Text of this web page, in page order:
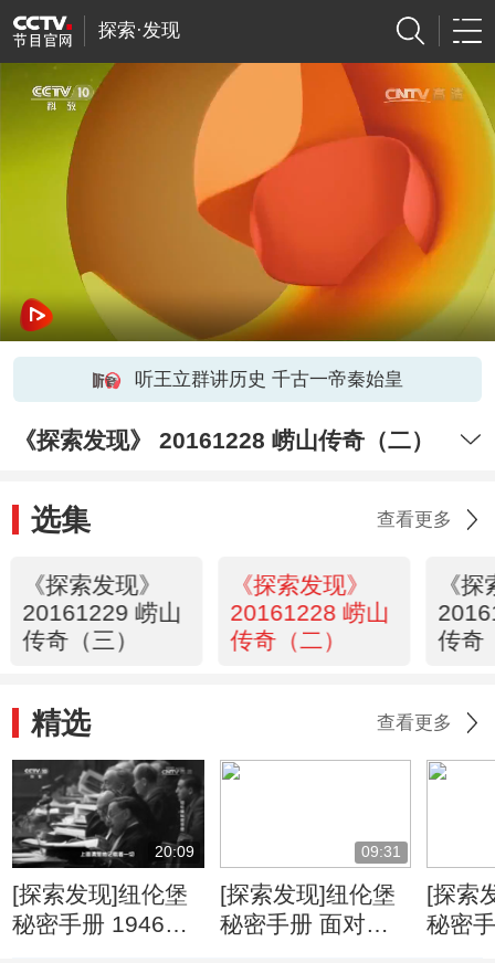
探索·发现
听王立群讲历史 千古一帝秦始皇
《探索发现》 20161228 崂山传奇（二）
选集 查看更多
《探索发现》
20161229 崂山
传奇（三）
《探索发现》
20161228 崂山
传奇（二）
《
传奇
精选 查看更多
20:09
[探索发现]纽伦堡
秘密手册 1946年1
09:31
[探索发现]纽伦堡
秘密手册 面对审
[探索
秘密